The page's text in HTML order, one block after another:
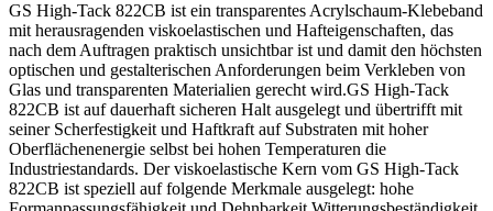
GS High-Tack 822CB ist ein transparentes Acrylschaum-Klebeband
mit herausragenden viskoelastischen und Hafteigenschaften, das
nach dem Auftragen praktisch unsichtbar ist und damit den höchsten
optischen und gestalterischen Anforderungen beim Verkleben von
Glas und transparenten Materialien gerecht wird.GS High-Tack
822CB ist auf dauerhaft sicheren Halt ausgelegt und übertrifft mit
seiner Scherfestigkeit und Haftkraft auf Substraten mit hoher
Oberflächenenergie selbst bei hohen Temperaturen die
Industriestandards. Der viskoelastische Kern vom GS High-Tack
822CB ist speziell auf folgende Merkmale ausgelegt: hohe